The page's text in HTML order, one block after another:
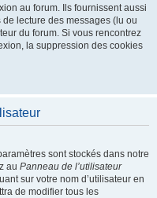
au forum. Ils fournissent aussi
lecture des messages (lu ou
du forum. Si vous rencontrez
la suppression des cookies
sont stockés dans notre
au Panneau de l’utilisateur
sur votre nom d’utilisateur en
de modifier tous les